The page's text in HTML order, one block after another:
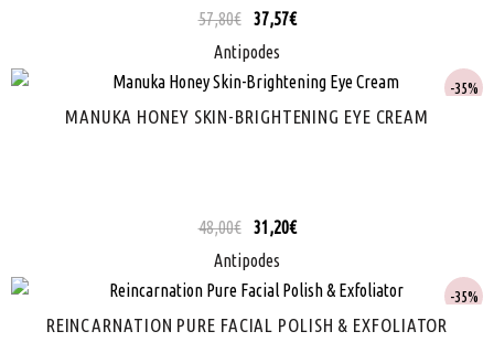
57,80€ 37,57€
Antipodes
35%
MANUKA HONEY SKIN-BRIGHTENING EYE CREAM
48,00€ 31,20€
Antipodes
35%
REINCARNATION PURE FACIAL POLISH & EXFOLIATOR